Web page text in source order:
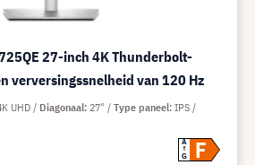
27-inch 4K Thunderbolt-
verversingssnelheid van 120 Hz
A
G
F
UHD Diagonaal 27" Type paneel IPS